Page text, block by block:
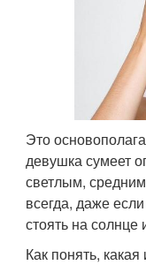
Это
девушка сумеет
светлым,
всегда, даже
стоять на солнце
Как понять,